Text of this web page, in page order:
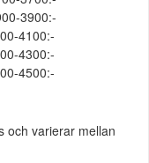
3900:-
4100:-
4300:-
4500:-
och varierar mellan